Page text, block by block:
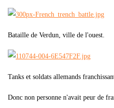
Bataille de Verdun, ville de l'ouest.
Tanks et soldats allemands
Donc non personne n'avait peur de